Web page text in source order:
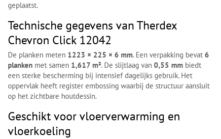
geplaatst.
Technische gegevens van Therdex
Chevron Click 12042
De planken meten 1223 × 225 × 6 mm. Een verpakking bevat 6
planken met samen 1,617 m². De slijtlaag van 0,55 mm biedt
een sterke bescherming bij intensief dagelijks gebruik. Het
oppervlak heeft register embossing waarbij de structuur aansluit
op het zichtbare houtdessin.
Geschikt voor vloerverwarming en
vloerkoeling